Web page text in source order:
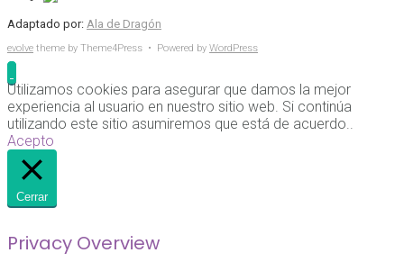
Adaptado por: Ala de Dragón
evolve theme by Theme4Press • Powered by WordPress
Utilizamos cookies para asegurar que damos la mejor
experiencia al usuario en nuestro sitio web. Si continúa
utilizando este sitio asumiremos que está de acuerdo..
Acepto
Cerrar
Privacy Overview